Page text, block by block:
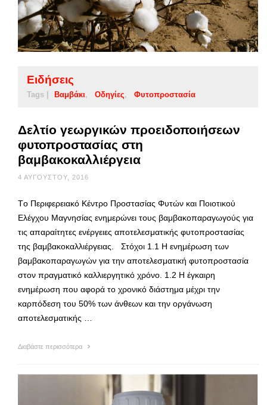
Ειδήσεις
Tags | Βαμβάκι Οδηγίες Φυτοπροστασία
Δελτίο γεωργικών προειδοποιήσεων
φυτοπροστασίας στη
βαμβακοκαλλιέργεια
4 ΑΥΓΟΎΣΤΟΥ, 2016
Tο Περιφερειακό Κέντρο Προστασίας Φυτών και Ποιοτικού
Ελέγχου Μαγνησίας ενημερώνει τους βαμβακοπαραγωγούς για
τις απαραίτητες ενέργειες αποτελεσματικής φυτοπροστασίας
της βαμβακοκαλλιέργειας. Στόχοι 1.1 Η ενημέρωση των
βαμβακοπαραγωγών για την αποτελεσματική φυτοπροστασία
στον πραγματικό καλλιεργητικό χρόνο. 1.2 Η έγκαιρη
ενημέρωση που αφορά το χρονικό διάστημα μέχρι την
καρπόδεση του 50% των άνθεων και την οργάνωση
αποτελεσματικής …
Διαβάστε περισσότερα